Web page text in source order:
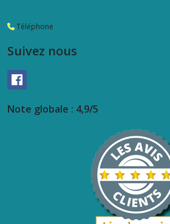
Téléphone
Suivez nous
Note globale : 4,9/5